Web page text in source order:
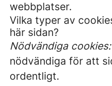
webbplatser.
Vilka typer av
här sidan?
Nödvändiga cookies:
nödvändiga för att
ordentligt.